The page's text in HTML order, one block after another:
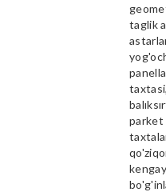
taglik
parket